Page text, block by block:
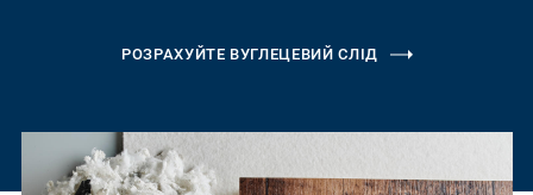
РОЗРАХУЙТЕ ВУГЛЕЦЕВИЙ СЛІД